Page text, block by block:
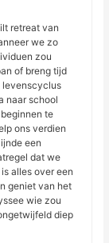
retreat van
we zo
zou
of breng tijd
levenscyclus
naar school
te
ons verdien
een
dat we
alles over een
geniet van het
wie zou
diep